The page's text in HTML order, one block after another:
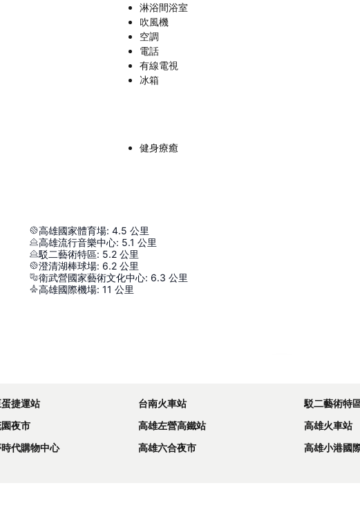
淋浴間浴室
吹風機
空調
電話
有線電視
冰箱
健身療癒
高雄國家體育場: 4.5 公里
高雄流行音樂中心: 5.1 公里
駁二藝術特區: 5.2 公里
澄清湖棒球場: 6.2 公里
衛武營國家藝術文化中心: 6.3 公里
高雄國際機場: 11 公里
捷運站 台南火車站
駁二藝術特
夜市 高雄左營高鐵站
高雄火車站
代購物中心 高雄六合夜市
高雄小港國